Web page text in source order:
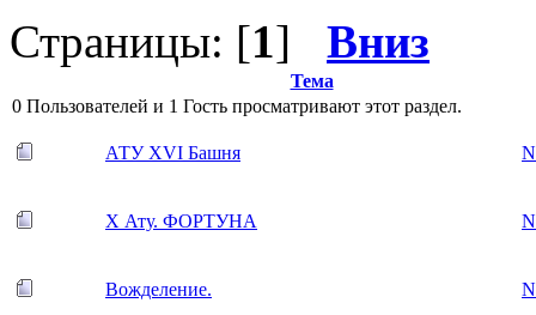
Страницы: [1] Вниз
Тема
0 Пользователей и 1 Гость просматривают этот раздел.
АТУ XVI Башня
X Ату. ФОРТУНА
Вожделение.